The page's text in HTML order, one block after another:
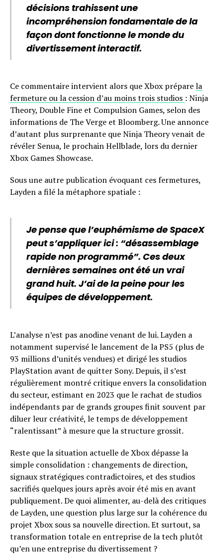
décisions trahissent une
incompréhension fondamentale de la
façon dont fonctionne le monde du
divertissement interactif.
Ce commentaire intervient alors que Xbox préparela
fermeture ou la cession d’au moins trois studios : Ninja
Theory, Double Fine et Compulsion Games, selon des
informations de The Verge et Bloomberg. Une annonce
d’autant plus surprenante que Ninja Theory venait de
révéler Senua, le prochain Hellblade, lors du dernier
Xbox Games Showcase.
Sous une autre publication évoquant ces fermetures,
Layden a filé la métaphore spatiale :
Je pense que l’euphémisme de SpaceX
peut s’appliquer ici : “désassemblage
rapide non programmé”. Ces deux
dernières semaines ont été un vrai
grand huit. J’ai de la peine pour les
équipes de développement.
L’analyse n’est pas anodine venant de lui. Layden a
notamment supervisé le lancement de la PS5 (plus de
93 millions d’unités vendues) et dirigé les studios
PlayStation avant de quitter Sony. Depuis, il s’est
régulièrement montré critique envers la consolidation
du secteur, estimant en 2023 que le rachat de studios
indépendants par de grands groupes finit souvent par
diluer leur créativité, le temps de développement
“ralentissant” à mesure que la structure grossit.
Reste que la situation actuelle de Xbox dépasse la
simple consolidation : changements de direction,
signaux stratégiques contradictoires, et des studios
sacrifiés quelques jours après avoir été mis en avant
publiquement. De quoi alimenter, au-delà des critiques
de Layden, une question plus large sur la cohérence du
projet Xbox sous sa nouvelle direction. Et surtout, sa
transformation totale en entreprise de la tech plutôt
qu’en une entreprise du divertissement ?